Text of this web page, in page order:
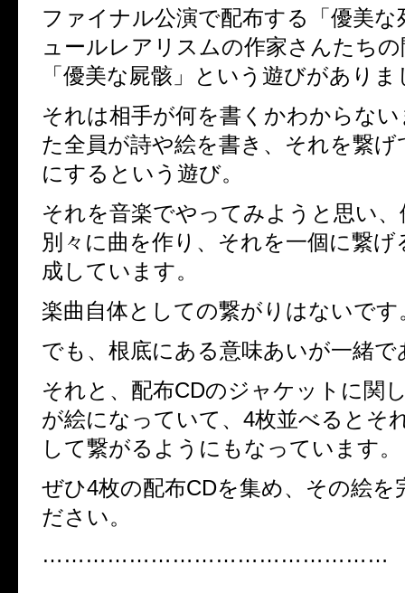
ファイナル公演で配布する「優美な
ュールレアリスムの作家さんたち
「優美な屍骸」という遊びがありま
それは相手が何を書くかわからな
た全員が詩や絵を書き、それを繋げ
にするという遊び。
それを音楽でやってみようと思い
別々に曲を作り、それを一個に繋げ
成しています。
楽曲自体としての繋がりはないです
でも、根底にある意味あいが一緒で
それと、配布CDのジャケットに関
が絵になっていて、4枚並べるとそ
して繋がるようにもなっています。
ぜひ4枚の配布CDを集め、その絵を
ださい。
…………………………………………